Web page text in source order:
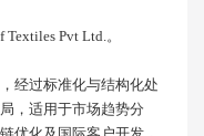
Pvt Ltd.。
经过标准化与结构化处
，适用于市场趋势分